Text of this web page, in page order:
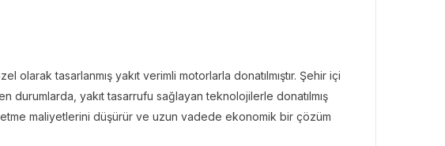
olarak tasarlanmış yakıt verimli motorlarla donatılmıştır. Şehir içi
durumlarda, yakıt tasarrufu sağlayan teknolojilerle donatılmış
maliyetlerini düşürür ve uzun vadede ekonomik bir çözüm